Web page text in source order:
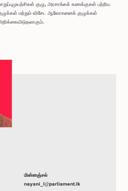
குழு, அரசாங்கக் கணக்குகள் பற்றிய
மற்றும் விசேட ஆலோசனைக் குழுக்கள்
மின்னஞ்சல்
nayani_l@parliament.lk